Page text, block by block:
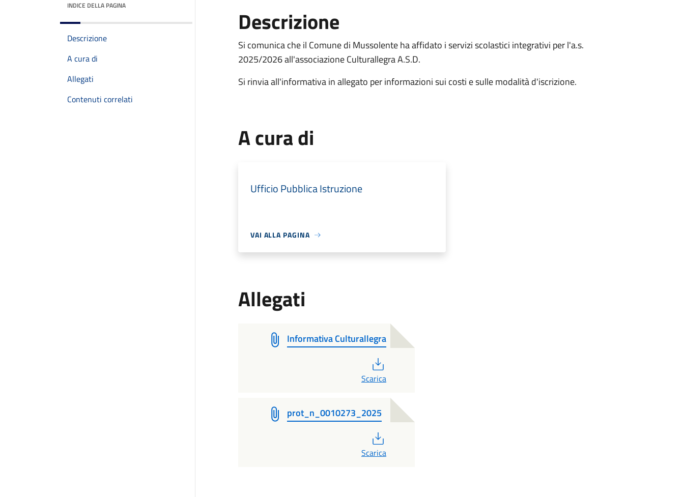
INDICE DELLA PAGINA
Descrizione
A cura di
Allegati
Contenuti correlati
Descrizione
Si comunica che il Comune di Mussolente ha affidato i servizi scolastici integrativi per l'a.s.
2025/2026 all'associazione Culturallegra A.S.D.
Si rinvia all'informativa in allegato per informazioni sui costi e sulle modalità d'iscrizione.
A cura di
Ufficio Pubblica Istruzione
VAI ALLA PAGINA
Allegati
Informativa Culturallegra
Scarica
prot_n_0010273_2025
Scarica